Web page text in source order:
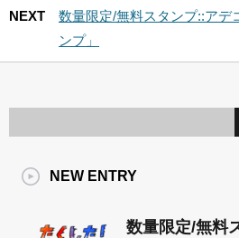
NEXT
数量限定/無料スタンプ::アデ
ンプ」
NEW ENTRY
数量限定/無料